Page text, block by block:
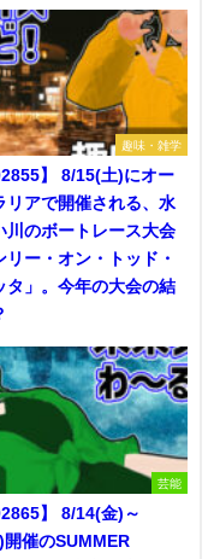
趣味・雑学
】 8/15(土)にオー
リアで開催される、水
川のボートレース大会
リー・オン・トッド・
タ」。今年の大会の結
芸能
】 8/14(金)～
開催のSUMMER